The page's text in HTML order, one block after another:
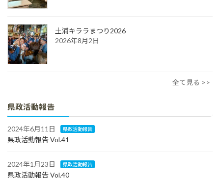
土浦キララまつり2026
2026年8月2日
全て見る >>
県政活動報告
2024年6月11日 県政活動報告
県政活動報告 Vol.41
2024年1月23日 県政活動報告
県政活動報告 Vol.40